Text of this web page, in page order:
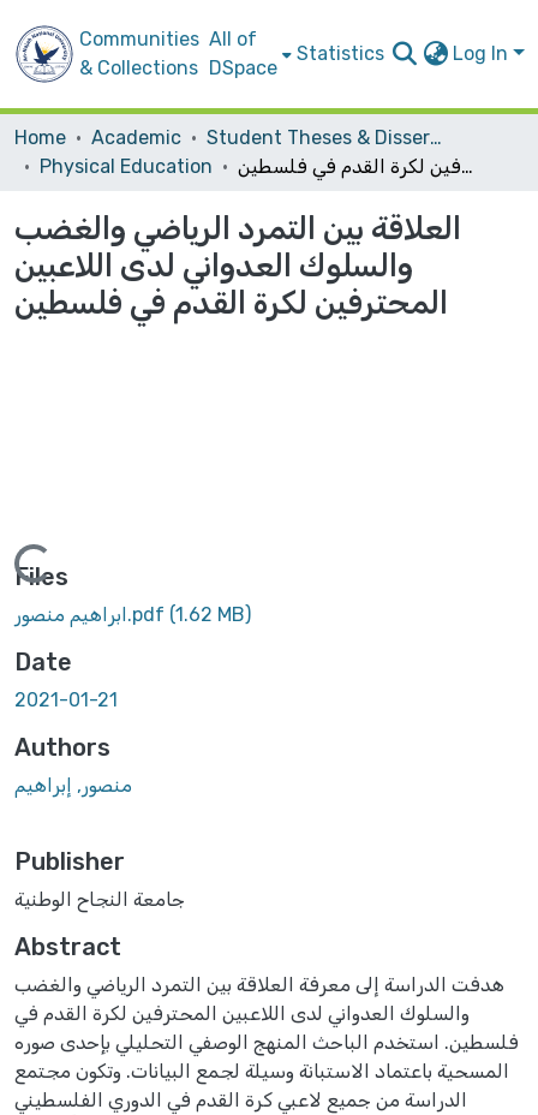
Communities
& Collections
All of
DSpace
Statistics Log In
Home Academic
Student Theses & Dissertations
Physical Education
العلاقة بين التمرد الرياضي والغضب والسلوك العدواني لدى اللاعبين المحترفين لكرة القدم في فلسطين
العلاقة بين التمرد الرياضي والغضب
والسلوك العدواني لدى اللاعبين
المحترفين لكرة القدم في فلسطين
Loading...
Files
ابراهيم منصور.pdf (1.62 MB)
Date
2021-01-21
Authors
منصور, إبراهيم
Publisher
جامعة النجاح الوطنية
Abstract
هدفت الدراسة إلى معرفة العلاقة بين التمرد الرياضي والغضب
والسلوك العدواني لدى اللاعبين المحترفين لكرة القدم في
فلسطين. استخدم الباحث المنهج الوصفي التحليلي بإحدى صوره
المسحية باعتماد الاستبانة وسيلة لجمع البيانات. وتكون مجتمع
الدراسة من جميع لاعبي كرة القدم في الدوري الفلسطيني